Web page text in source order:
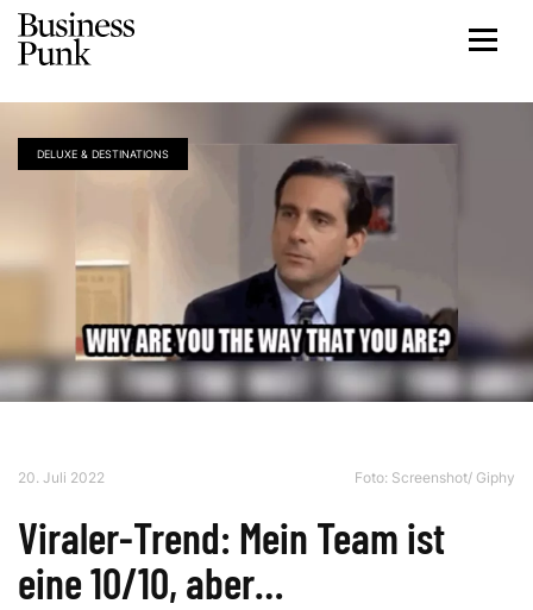
DELUXE & DESTINATIONS
20. Juli 2022 Foto: Screenshot/ Giphy
Viraler-Trend: Mein Team ist
eine 10/10, aber…